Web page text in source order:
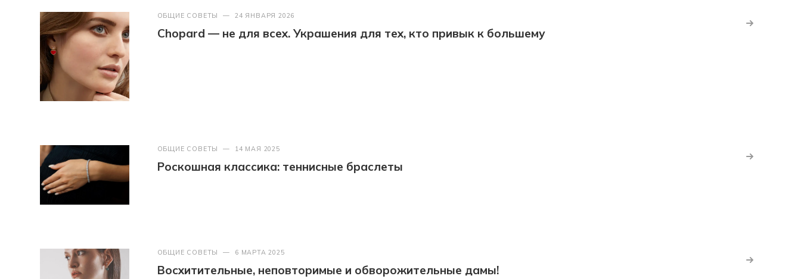
ОБЩИЕ СОВЕТЫ — 24 ЯНВАРЯ 2026
Chopard — не для всех. Украшения для тех, кто привык к большему
ОБЩИЕ СОВЕТЫ — 14 МАЯ 2025
Роскошная классика: теннисные браслеты
ОБЩИЕ СОВЕТЫ — 6 МАРТА 2025
Восхитительные, неповторимые и обворожительные дамы!